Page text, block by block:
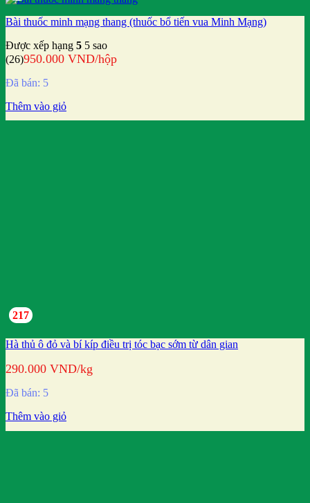
Bài thuốc minh mạng thang (thuốc bổ tiến vua Minh Mạng)
Được xếp hạng 5 5 sao
(26)950.000 VND/hộp
Đã bán: 5
Thêm vào giỏ
217
Hà thủ ô đỏ và bí kíp điều trị tóc bạc sớm từ dân gian
290.000 VND/kg
Đã bán: 5
Thêm vào giỏ